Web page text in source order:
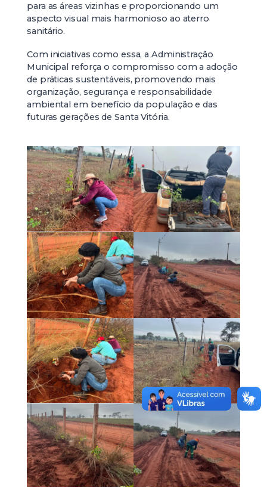
para as áreas vizinhas e proporcionando um
aspecto visual mais harmonioso ao aterro
sanitário.
Com iniciativas como essa, a Administração
Municipal reforça o compromisso com a adoção
de práticas sustentáveis, promovendo mais
organização, segurança e responsabilidade
ambiental em benefício da população e das
futuras gerações de Santa Vitória.